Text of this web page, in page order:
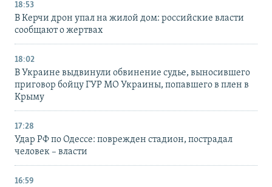
18:53
В Керчи дрон упал на жилой дом: российские власти
сообщают о жертвах
18:02
В Украине выдвинули обвинение судье, выносившего
приговор бойцу ГУР МО Украины, попавшего в плен в
Крыму
17:28
Удар РФ по Одессе: поврежден стадион, пострадал
человек – власти
16:59